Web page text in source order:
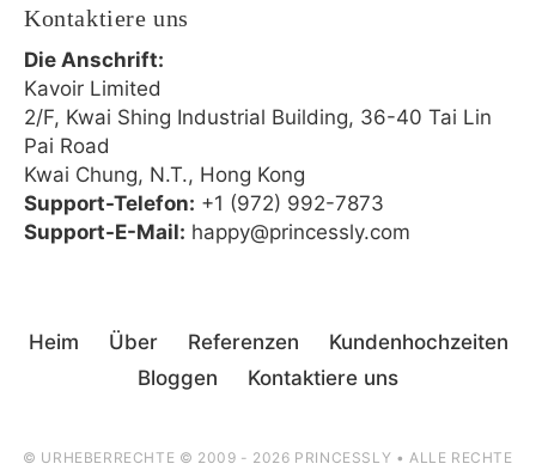
Kontaktiere uns
Die Anschrift:
Kavoir Limited
2/F, Kwai Shing Industrial Building, 36-40 Tai Lin
Pai Road
Kwai Chung, N.T., Hong Kong
Support-Telefon: +1 (972) 992-7873
Support-E-Mail: happy@princessly.com
Heim Über Referenzen
Kundenhochzeiten
Bloggen
Kontaktiere uns
© URHEBERRECHTE © 2009 - 2026 PRINCESSLY • ALLE RECHTE